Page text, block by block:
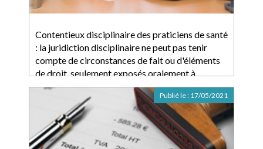
Contentieux disciplinaire des praticiens de santé
: la juridiction disciplinaire ne peut pas tenir
compte de circonstances de fait ou d'éléments
de droit, seulement exposés oralement à
l'audience
Publié le : 17/05/2021